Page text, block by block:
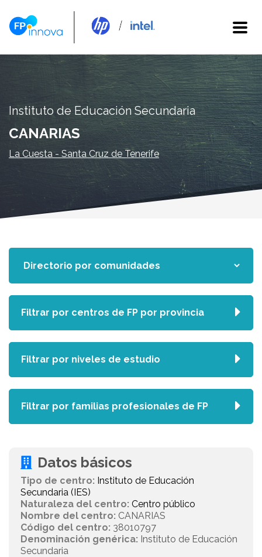
Instituto de Educación Secundaria
CANARIAS
La Cuesta - Santa Cruz de Tenerife
Datos básicos
Tipo de centro: Instituto de Educación
Secundaria (IES)
Naturaleza del centro: Centro público
Nombre del centro: CANARIAS
Código del centro: 38010797
Denominación genérica: Instituto de Educación
Secundaria
Filtrar por centros de FP por provincia
Filtrar por niveles de estudio
Filtrar por familias profesionales de FP